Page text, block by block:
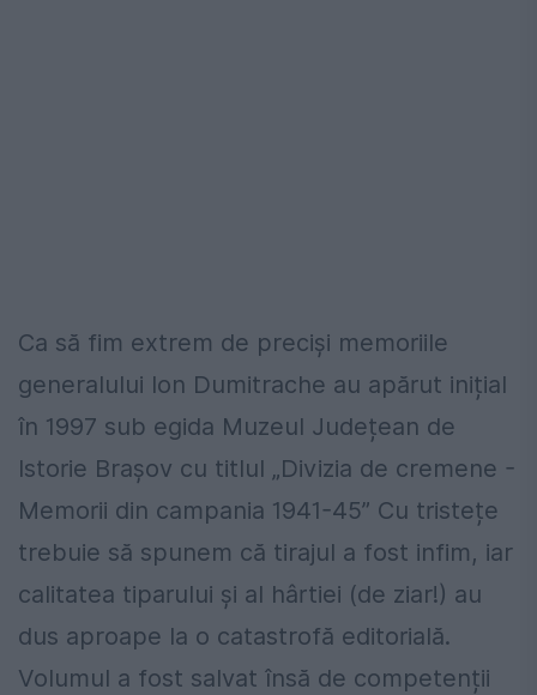
Ca să fim extrem de preciși memoriile
generalului Ion Dumitrache au apărut inițial
în 1997 sub egida Muzeul Județean de
Istorie Brașov cu titlul „Divizia de cremene -
Memorii din campania 1941-45” Cu tristețe
trebuie să spunem că tirajul a fost infim, iar
calitatea tiparului și al hârtiei (de ziar!) au
dus aproape la o catastrofă editorială.
Volumul a fost salvat însă de competenții